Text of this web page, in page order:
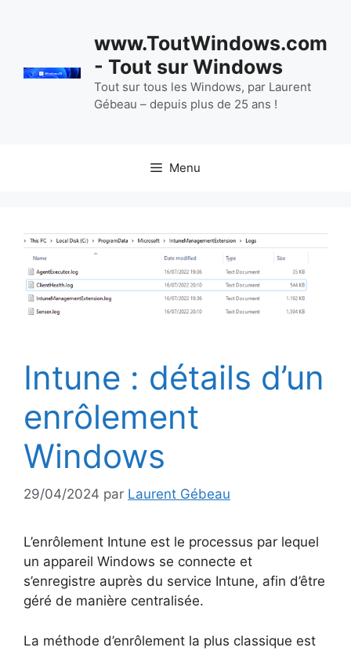
www.ToutWindows.com
- Tout sur Windows
Tout sur tous les Windows, par Laurent
Gébeau – depuis plus de 25 ans !
Menu
Intune : détails d’un
enrôlement
Windows
29/04/2024 par Laurent Gébeau
L’enrôlement Intune est le processus par lequel
un appareil Windows se connecte et
s’enregistre auprès du service Intune, afin d’être
géré de manière centralisée.
La méthode d’enrôlement la plus classique est